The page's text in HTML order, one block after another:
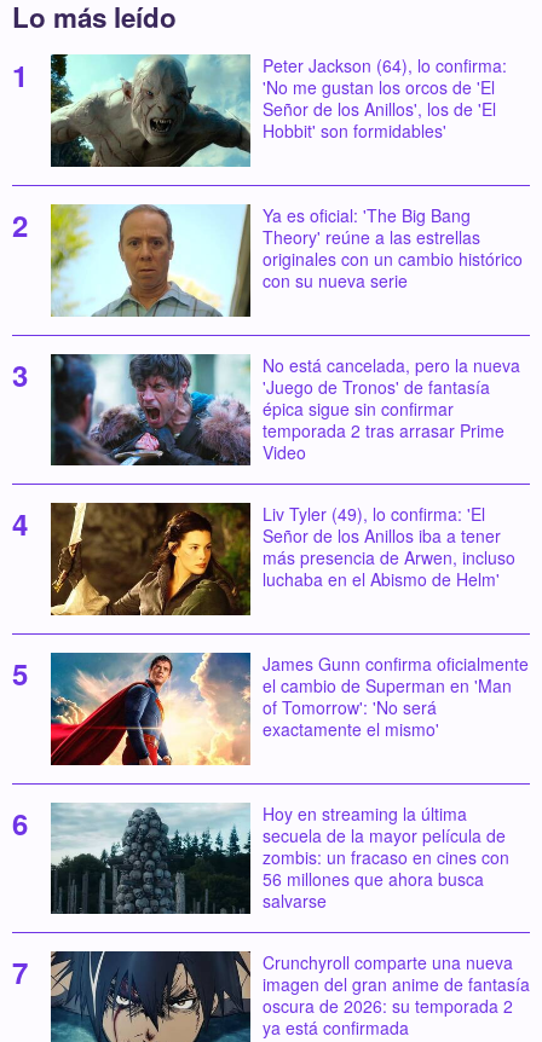
Lo más leído
Peter Jackson (64), lo confirma:
'No me gustan los orcos de 'El
Señor de los Anillos', los de 'El
Hobbit' son formidables'
Ya es oficial: 'The Big Bang
Theory' reúne a las estrellas
originales con un cambio histórico
con su nueva serie
No está cancelada, pero la nueva
'Juego de Tronos' de fantasía
épica sigue sin confirmar
temporada 2 tras arrasar Prime
Video
Liv Tyler (49), lo confirma: 'El
Señor de los Anillos iba a tener
más presencia de Arwen, incluso
luchaba en el Abismo de Helm'
James Gunn confirma oficialmente
el cambio de Superman en 'Man
of Tomorrow': 'No será
exactamente el mismo'
Hoy en streaming la última
secuela de la mayor película de
zombis: un fracaso en cines con
56 millones que ahora busca
salvarse
Crunchyroll comparte una nueva
imagen del gran anime de fantasía
oscura de 2026: su temporada 2
ya está confirmada